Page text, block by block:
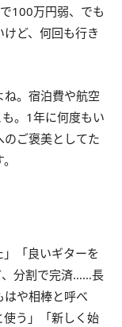
100万円弱、でも
ど、何回も行き
。宿泊費や航空
。1年に何度もい
ご褒美としてた
」「良いギターを
、分割で完済……長
や相棒と呼べ
う」「新しく始